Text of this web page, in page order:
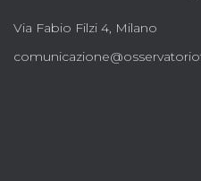
Via Fabio Filzi 4, Milano